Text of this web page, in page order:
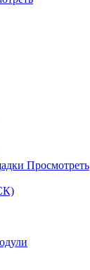
Просмотреть